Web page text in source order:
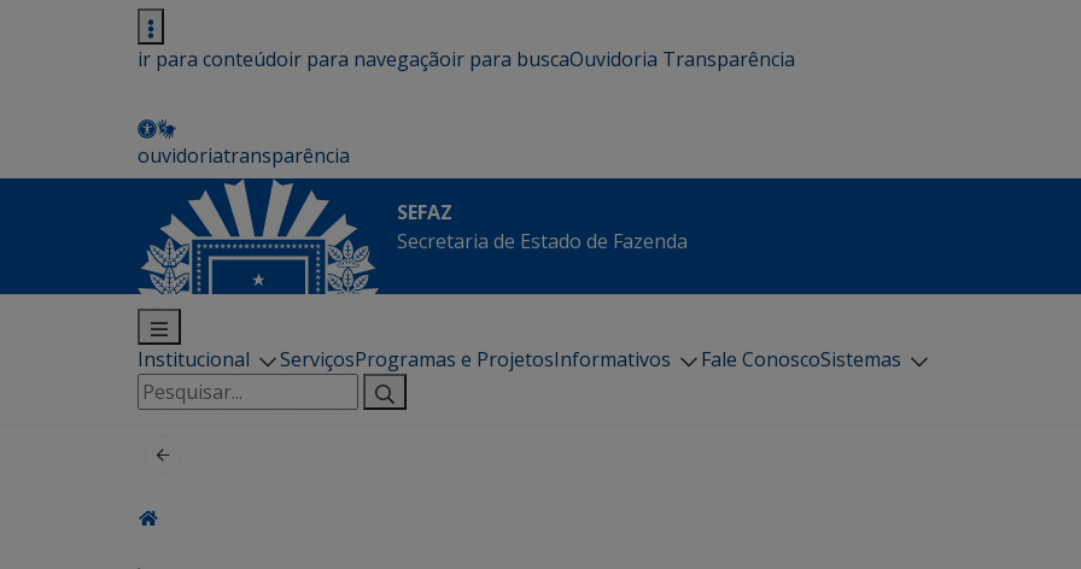
ir para conteúdoir para navegaçãoir para buscaOuvidoria Transparência
ouvidoriatransparência
SEFAZ
Secretaria de Estado de Fazenda
Institucional ServiçosProgramas e ProjetosInformativos Fale ConoscoSistemas
Pesquisar
por: